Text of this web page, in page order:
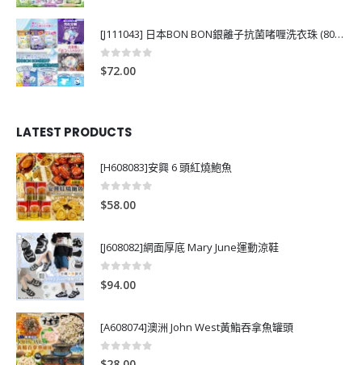
[J111043] 日本BON BON銀離子抗菌啫喱洗衣珠 (80粒)
0out of 5
$72.00
LATEST PRODUCTS
[H608083]安興 6 頭紅燒鮑魚
0
$58.00
[J608082]網面厚底 Mary June運動涼鞋
0
$94.00
[A608074]澳洲 John West黃鮨吞拿魚罐頭
0 out of 5